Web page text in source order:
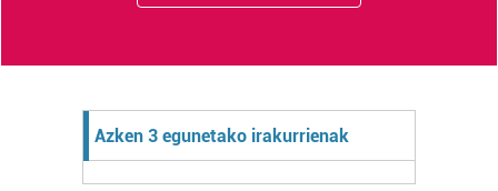
Azken 3 egunetako irakurrienak